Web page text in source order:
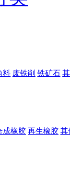
料 废铁削 铁矿石
成橡胶 再生橡胶 其